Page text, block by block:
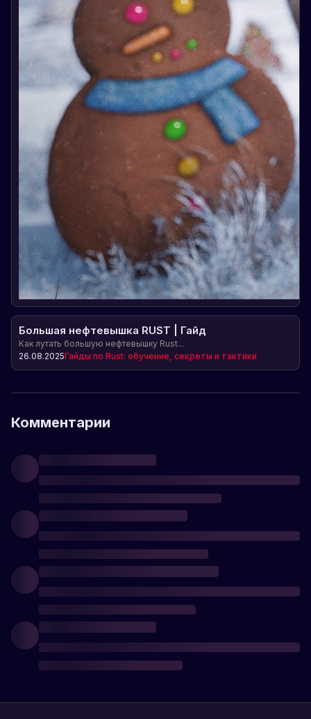
Большая нефтевышка RUST | Гайд
Как лутать большую нефтевышку Rust...
26.08.2025Гайды по Rust: обучение, секреты и тактики
Комментарии